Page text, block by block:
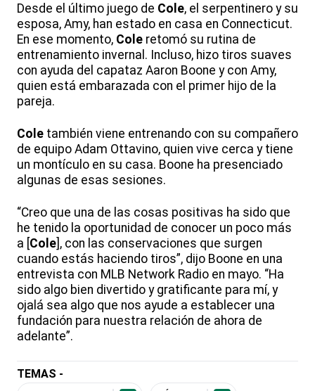
Desde el último juego de Cole, el serpentinero y su
esposa, Amy, han estado en casa en Connecticut.
En ese momento, Cole retomó su rutina de
entrenamiento invernal. Incluso, hizo tiros suaves
con ayuda del capataz Aaron Boone y con Amy,
quien está embarazada con el primer hijo de la
pareja.
Cole también viene entrenando con su compañero
de equipo Adam Ottavino, quien vive cerca y tiene
un montículo en su casa. Boone ha presenciado
algunas de esas sesiones.
“Creo que una de las cosas positivas ha sido que
he tenido la oportunidad de conocer un poco más
a [Cole], con las conservaciones que surgen
cuando estás haciendo tiros”, dijo Boone en una
entrevista con MLB Network Radio en mayo. “Ha
sido algo bien divertido y gratificante para mí, y
ojalá sea algo que nos ayude a establecer una
fundación para nuestra relación de ahora de
adelante”.
TEMAS -